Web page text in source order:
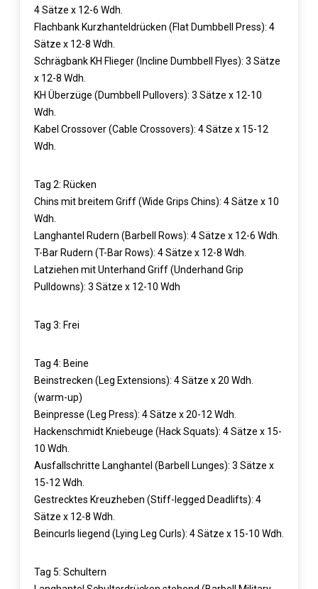
4 Sätze x 12-6 Wdh.
Flachbank Kurzhanteldrücken (Flat Dumbbell Press): 4
Sätze x 12-8 Wdh.
Schrägbank KH Flieger (Incline Dumbbell Flyes): 3 Sätze
x 12-8 Wdh.
KH Überzüge (Dumbbell Pullovers): 3 Sätze x 12-10
Wdh.
Kabel Crossover (Cable Crossovers): 4 Sätze x 15-12
Wdh.
Tag 2: Rücken
Chins mit breitem Griff (Wide Grips Chins): 4 Sätze x 10
Wdh.
Langhantel Rudern (Barbell Rows): 4 Sätze x 12-6 Wdh.
T-Bar Rudern (T-Bar Rows): 4 Sätze x 12-8 Wdh.
Latziehen mit Unterhand Griff (Underhand Grip
Pulldowns): 3 Sätze x 12-10 Wdh
Tag 3: Frei
Tag 4: Beine
Beinstrecken (Leg Extensions): 4 Sätze x 20 Wdh.
(warm-up)
Beinpresse (Leg Press): 4 Sätze x 20-12 Wdh.
Hackenschmidt Kniebeuge (Hack Squats): 4 Sätze x 15-
10 Wdh.
Ausfallschritte Langhantel (Barbell Lunges): 3 Sätze x
15-12 Wdh.
Gestrecktes Kreuzheben (Stiff-legged Deadlifts): 4
Sätze x 12-8 Wdh.
Beincurls liegend (Lying Leg Curls): 4 Sätze x 15-10 Wdh.
Tag 5: Schultern